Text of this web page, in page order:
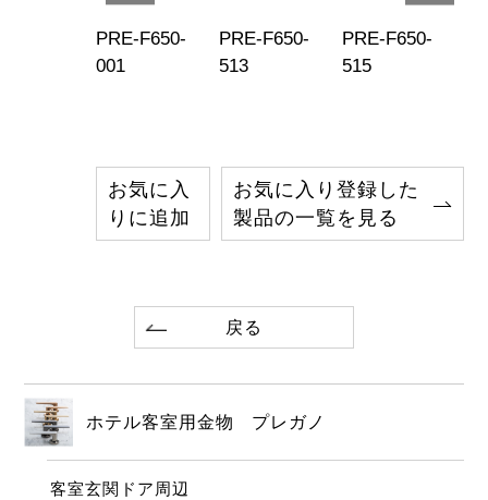
PRE-F650-
001
PRE-F650-
513
PRE-F650-
515
お気に入
りに追加
お気に入り登録した
製品の一覧を見る
戻る
ホテル客室用金物 プレガノ
客室玄関ドア周辺